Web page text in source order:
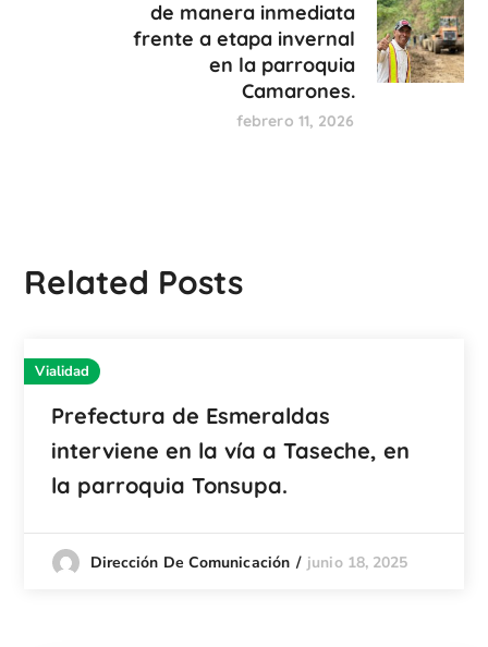
de manera inmediata
frente a etapa invernal
en la parroquia
Camarones.
febrero 11, 2026
Related Posts
Vialidad
Prefectura de Esmeraldas
interviene en la vía a Taseche, en
la parroquia Tonsupa.
Dirección De Comunicación junio 18, 2025